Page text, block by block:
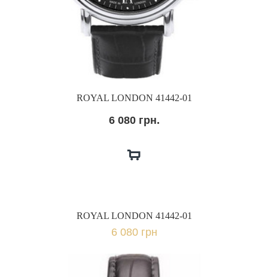
ROYAL LONDON 41442-01
6 080 грн.
ROYAL LONDON 41442-01
6 080 грн